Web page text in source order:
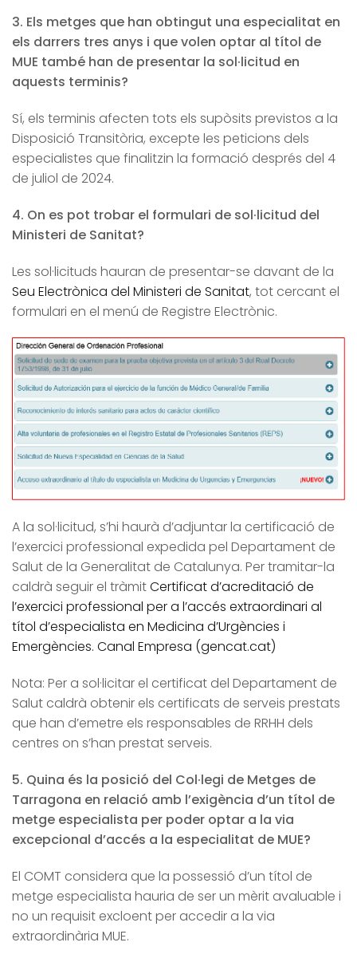
3. Els metges que han obtingut una especialitat en
els darrers tres anys i que volen optar al títol de
MUE també han de presentar la sol·licitud en
aquests terminis?
Sí, els terminis afecten tots els supòsits previstos a la
Disposició Transitòria, excepte les peticions dels
especialistes que finalitzin la formació després del 4
de juliol de 2024.
4. On es pot trobar el formulari de sol·licitud del
Ministeri de Sanitat?
Les sol·licituds hauran de presentar-se davant de la
Seu Electrònica del Ministeri de Sanitat, tot cercant el
formulari en el menú de Registre Electrònic.
A la sol·licitud, s’hi haurà d’adjuntar la certificació de
l’exercici professional expedida pel Departament de
Salut de la Generalitat de Catalunya. Per tramitar-la
caldrà seguir el tràmitCertificat d’acreditació de
l’exercici professional per a l’accés extraordinari al
títol d’especialista en Medicina d’Urgències i
Emergències. Canal Empresa (gencat.cat)
Nota: Per a sol·licitar el certificat del Departament de
Salut caldrà obtenir els certificats de serveis prestats
que han d’emetre els responsables de RRHH dels
centres on s’han prestat serveis.
5. Quina és la posició del Col·legi de Metges de
Tarragona en relació amb l’exigència d’un títol de
metge especialista per poder optar a la via
excepcional d’accés a la especialitat de MUE?
El COMT considera que la possessió d’un títol de
metge especialista hauria de ser un mèrit avaluable i
no un requisit excloent per accedir a la via
extraordinària MUE.